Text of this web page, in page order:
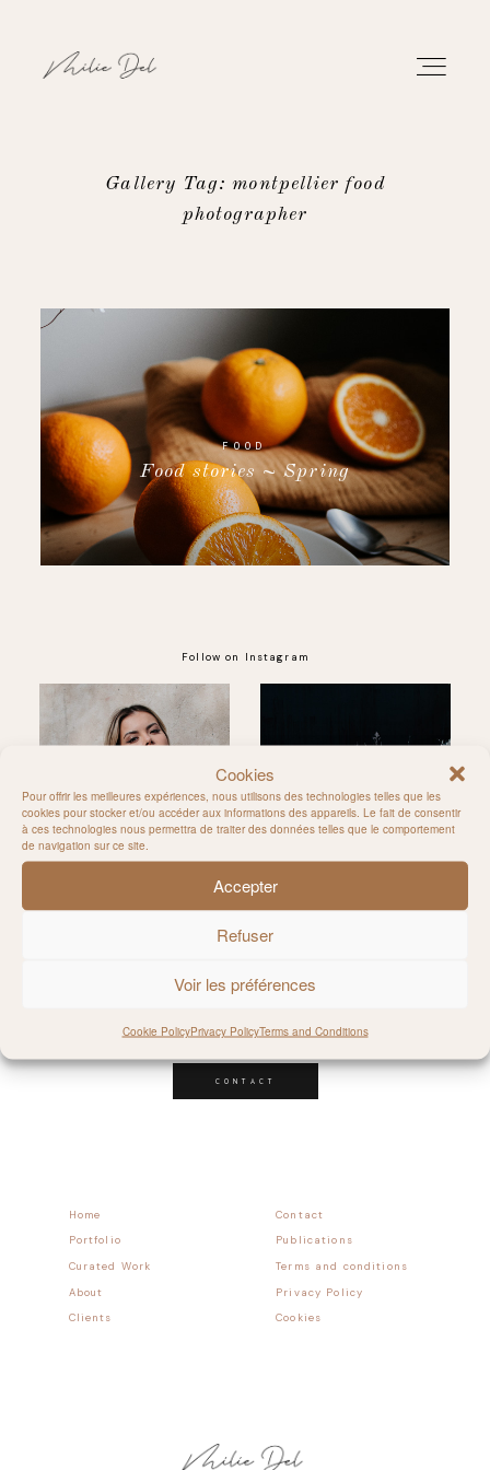
Cookies
Pour offrir les meilleures expériences, nous utilisons des technologies telles que les
cookies pour stocker et/ou accéder aux informations des appareils. Le fait de consentir
à ces technologies nous permettra de traiter des données telles que le comportement
de navigation sur ce site.
Accepter
Refuser
Voir les préférences
Cookie PolicyPrivacy PolicyTerms and Conditions
CONTACT
Gallery Tag: montpellier food
photographer
FOOD
Food stories ~ Spring
Follow on Instagram
@MILIE_DEL
Contact
Home
Publications
Portfolio
Terms and conditions
Curated Work
CONTACT
Privacy Policy
About
Cookies
Clients